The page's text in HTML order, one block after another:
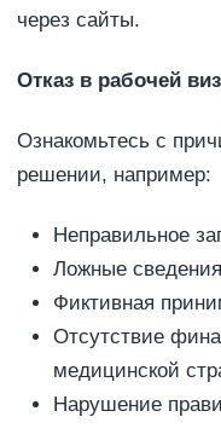
через сайты.
Отказ в рабочей
Ознакомьтесь с
решении, например:
Неправильное
Ложные
Фиктивная
Отсутствие
медицинской
Нарушение